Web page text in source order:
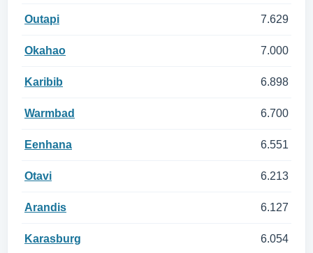
Outapi 7.629
Okahao 7.000
Karibib 6.898
Warmbad 6.700
Eenhana 6.551
Otavi 6.213
Arandis 6.127
Karasburg 6.054